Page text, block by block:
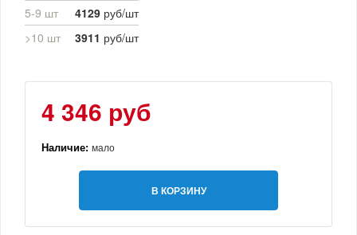
5-9 шт
4129 руб/шт
>10 шт
3911 руб/шт
4 346 руб
Наличие: мало
В КОРЗИНУ